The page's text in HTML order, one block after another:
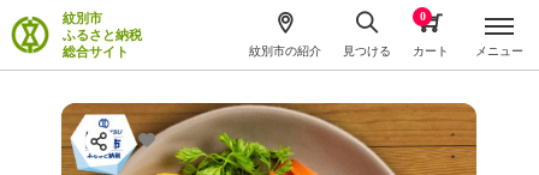
紋別市
ふるさと納税
総合サイト
紋別市の紹介 見つける カート
0
メニュー